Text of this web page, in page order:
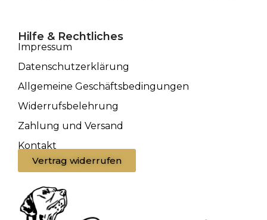
Hilfe & Rechtliches
Impressum
Datenschutzerklärung
Allgemeine Geschäftsbedingungen
Widerrufsbelehrung
Zahlung und Versand
Kontakt
Vertrag widerrufen